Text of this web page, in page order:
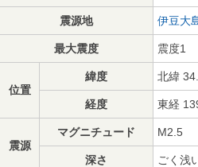
震源地 伊豆大
最大震度 震度1
位置
緯度 北緯
経度 東経
震源
マグニチュード M2.5
深さ ごく浅